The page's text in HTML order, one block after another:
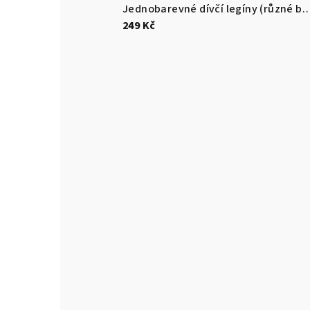
Jednobarevné dívčí
249 Kč